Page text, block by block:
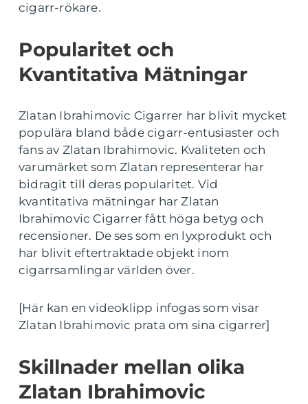
cigarr-rökare.
Popularitet och
Kvantitativa Mätningar
Zlatan Ibrahimovic Cigarrer har blivit mycket
populära bland både cigarr-entusiaster och
fans av Zlatan Ibrahimovic. Kvaliteten och
varumärket som Zlatan representerar har
bidragit till deras popularitet. Vid
kvantitativa mätningar har Zlatan
Ibrahimovic Cigarrer fått höga betyg och
recensioner. De ses som en lyxprodukt och
har blivit eftertraktade objekt inom
cigarrsamlingar världen över.
[Här kan en videoklipp infogas som visar
Zlatan Ibrahimovic prata om sina cigarrer]
Skillnader mellan olika
Zlatan Ibrahimovic